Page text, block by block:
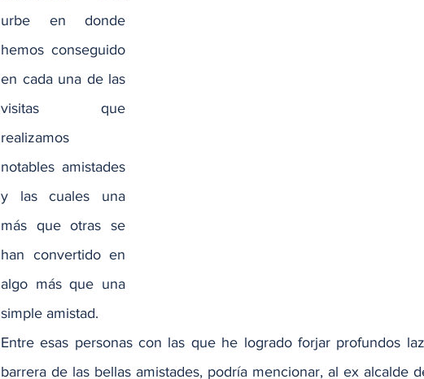
urbe en donde
hemos conseguido
en cada una de las
visitas que
realizamos
notables amistades
y las cuales una
más que otras se
han convertido en
algo más que una
simple amistad.
Entre esas personas con las que he logrado forjar profundos
barrera de las bellas amistades, podría mencionar, al ex alcalde